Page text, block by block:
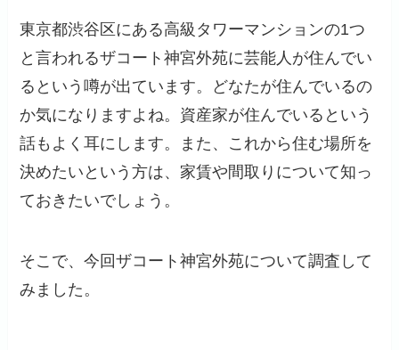
東京都渋谷区にある高級タワーマンションの1つ
と言われるザコート神宮外苑に芸能人が住んでい
るという噂が出ています。どなたが住んでいるの
か気になりますよね。資産家が住んでいるという
話もよく耳にします。また、これから住む場所を
決めたいという方は、家賃や間取りについて知っ
ておきたいでしょう。
そこで、今回ザコート神宮外苑について調査して
みました。